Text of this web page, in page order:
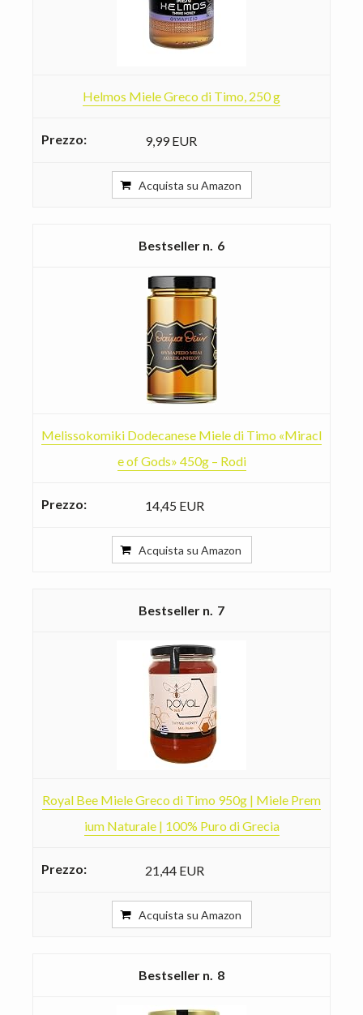
Helmos Miele Greco di Timo, 250 g
9,99 EUR
Acquista su Amazon
6
Melissokomiki Dodecanese Miele di Timo «Miracl
e of Gods» 450g – Rodi
14,45 EUR
Acquista su Amazon
7
Royal Bee Miele Greco di Timo 950g | Miele Prem
ium Naturale | 100% Puro di Grecia
21,44 EUR
Acquista su Amazon
8